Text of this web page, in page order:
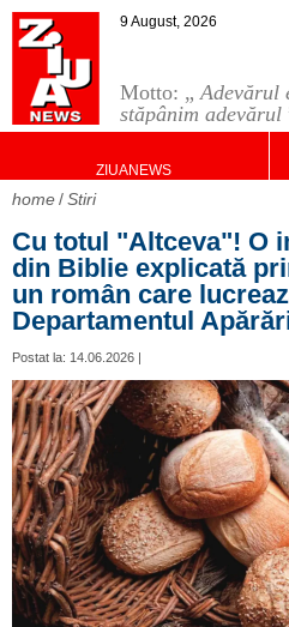
Motto: „Adevărul
stăpânim adevărul
9 August, 2026
ZIUANEWS
home Stiri
Cu totul "Altceva"! O
din Biblie explicată
un român care
Departamentul
Postat la: 14.06.2026 |